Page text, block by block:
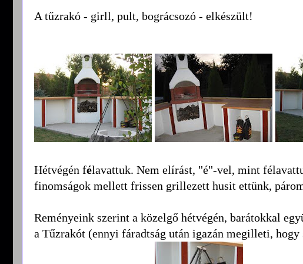
A tűzrakó - girll, pult, bográcsozó - elkészült!
Hétvégén félavattuk. Nem elírást, "é"-vel, mint
finomságok mellett frissen grillezett husit ettünk,
Reményeink szerint a közelgő hétvégén, barátokkal
a Tűzrakót (ennyi fáradtság után igazán megilleti, hogy